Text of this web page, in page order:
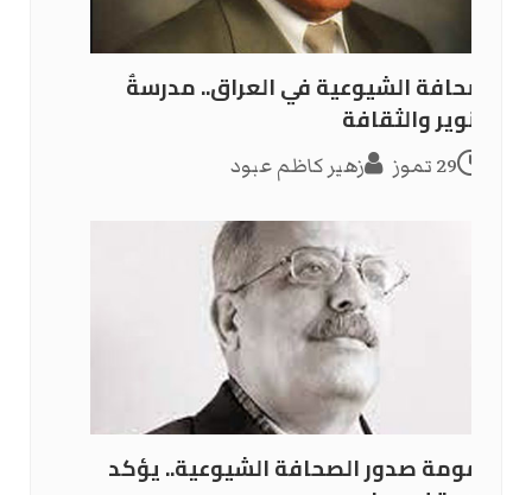
الصحافة الشيوعية في العراق.. مدرسةٌ
للتنوير والثقافة
29 تموز زهير كاظم عبود
ديمومة صدور الصحافة الشيوعية.. يؤكد